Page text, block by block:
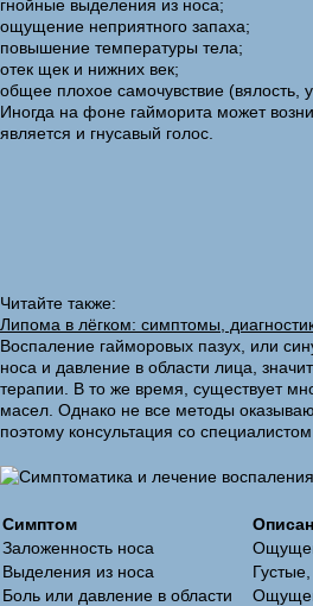
гнойные выделения из носа;
ощущение неприятного запаха;
повышение температуры тела;
отек щек и нижних век;
общее плохое самочувствие (вялость,
Иногда на фоне гайморита может
является и гнусавый голос.
Читайте также:
Липома в лёгком: симптомы,
Воспаление гайморовых пазух, или
носа и давление в области лица,
терапии. В то же время, существует
масел. Однако не все методы
поэтому консультация со
Симптом
Заложенность носа
Выделения из носа
Боль или давление в области